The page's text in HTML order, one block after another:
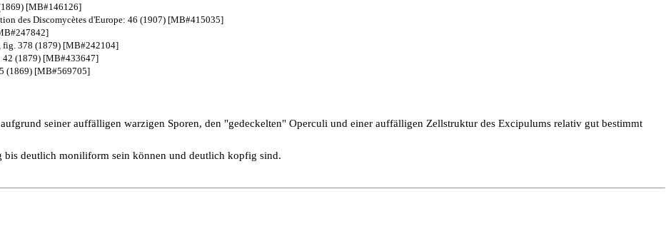
[MB#146126]
des Discomycètes d'Europe: 46 (1907) [MB#415035]
fig. 378 (1879) [MB#242104]
42 (1879) [MB#433647]
(1869) [MB#569705]
seiner auffälligen warzigen Sporen, den "gedeckelten" Operculi und einer auffälligen Zellstruktur des Excipulums relativ gut bestimmt
bis deutlich moniliform sein können und deutlich kopfig sind.